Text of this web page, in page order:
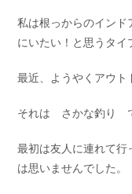
私は根っからのイン
にいたい！と思うタイ
最近、ようやくアウト
それは さかな釣り
最初は友人に連れて行
は思いませんでした。